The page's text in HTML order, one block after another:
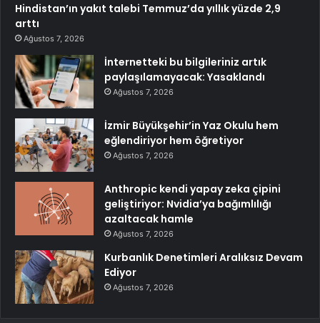
Hindistan’ın yakıt talebi Temmuz’da yıllık yüzde 2,9
arttı
Ağustos 7, 2026
İnternetteki bu bilgileriniz artık
paylaşılamayacak: Yasaklandı
Ağustos 7, 2026
İzmir Büyükşehir’in Yaz Okulu hem
eğlendiriyor hem öğretiyor
Ağustos 7, 2026
Anthropic kendi yapay zeka çipini
geliştiriyor: Nvidia’ya bağımlılığı
azaltacak hamle
Ağustos 7, 2026
Kurbanlık Denetimleri Aralıksız Devam
Ediyor
Ağustos 7, 2026